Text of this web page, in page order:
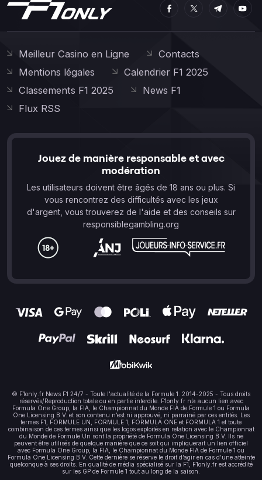
Meilleur Casino en Ligne
Contacts
Mentions légales
Calendrier F1 2025
Classements F1 2025
News F1
Flux RSS
Jouez de manière responsable et avec
modération
Les utilisateurs doivent être âgés de 18 ans ou plus. Si
vous rencontrez des difficultés avec les jeux
d'argent, vous trouverez de l'aide et des conseils sur
responsiblegambling.org
© F1only.fr News F1 24/7 - Toute l'actualité de la Formule 1. 2014-2025 - Tous droits
réservés/Reproduction totale ou en partie interdite. F1only.fr n’a aucun lien avec
Formula One Group, la FIA, le Championnat du Monde FIA de Formule 1 ou Formula
One Licensing B.V. et son contenu n’est ni approuvé, ni parrainé par ces entités. Les
termes F1, FORMULE UN, FORMULE 1, FORMULA ONE et FORMULA 1 et toute
combinaison de ces termes ainsi que les logos exploités en relation avec le Championnat
du Monde de Formule Un sont la propriété de Formula One Licensing B.V. Ils ne
peuvent être utilisés de quelque manière que ce soit qui impliquerait un lien officiel
avec Formula One Group, la FIA, le Championnat du Monde FIA de Formule 1 ou
Formula One Licensing B.V. Cette dernière se réserve le droit d’agir en cas d’une atteinte
quelconque à ses droits. En qualité de média spécialisé sur la F1, F1only.fr est accrédité
sur les GP de Formule 1 tout au long de la saison.